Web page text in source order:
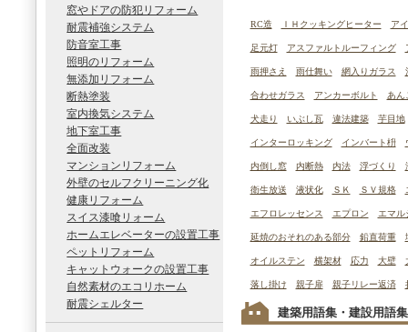
窓やドアの防犯リフォーム
耐震補強システム
防音室工事
照明のリフォーム
無添加リフォーム
断熱塗装
室内換気システム
地下室工事
全面改装
マンションリフォーム
外壁のセルフクリーニング化
健康リフォーム
スイス漆喰リォーム
ホームエレベーターの設置工事
ペットリフォーム
キャットウォークの設置工事
自然素材のエコリホーム
耐震シェルター
RC造 ＩＨクッキングヒーター ア
足元灯 アスファルトルーフィング
雨押さえ 雨仕舞い 網入りガラス
合わせガラス アンカーボルト あん
犬走り いぶし瓦 違法建築 芋目地
インターロッキング インバート枡
内倒し窓 内断熱 内法 浮づくり
衛生放送 液状化 ＳＫ ＳＶ規格
エフロレッセンス エプロン エマル
延焼のおそれのある部分 鉛直荷重
オイルステン 横架材 応力 大壁
落し掛け 親子扉 親子リレー返済
建築用語集・建設用語